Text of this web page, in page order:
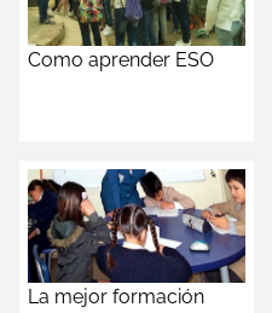
Como aprender ESO
La mejor formación